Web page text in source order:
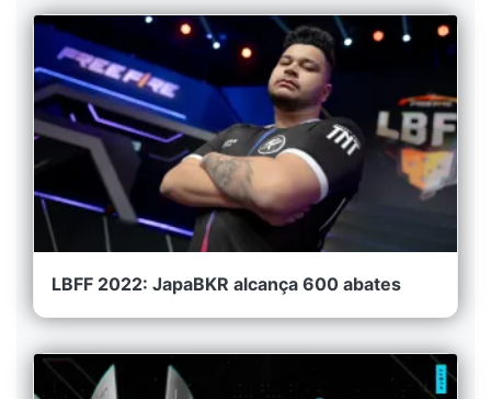
LBFF 2022: JapaBKR alcança 600 abates